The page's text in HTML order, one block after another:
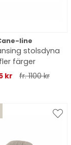
line
stolsdyna
färger
kr
fr. 1100 kr